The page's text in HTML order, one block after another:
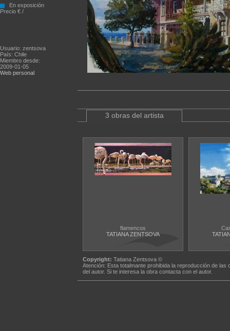
En exposición
Precio € /
Usuario: zentsova
País: Chile
Miembro desde:
2009-01-05
Web personal
3 obras del artista
flamencos
TATIANA ZENTSOVA
Copyright: Tatiana Zentsova ©
Atención: Esta totalmante prohibida la reproducción de
del autor. Si te interesa la obra contacta con el autor.